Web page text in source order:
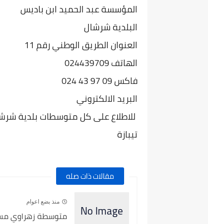
المؤسسة عبد الحميد ابن باديس
البلدية شرشال
العنوان الطريق الوطني رقم 11
الهاتف 024439709
فاكس 09 97 43 024
البريد الالكتروني
للاطلاع على كل متوسطات بلدية
تيبازة
مقالات ذات صله
منذ بضع اعوام
متوسطة زهراوي